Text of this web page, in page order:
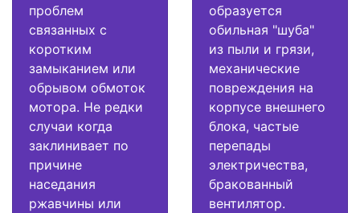
проблем
связанных с
коротким
замыканием или
обрывом обмоток
мотора. Не редки
случаи когда
заклинивает по
причине
наседания
ржавчины или
образуется
обильная "шуба"
из пыли и грязи,
механические
повреждения на
корпусе внешнего
блока, частые
перепады
электричества,
бракованный
вентилятор.